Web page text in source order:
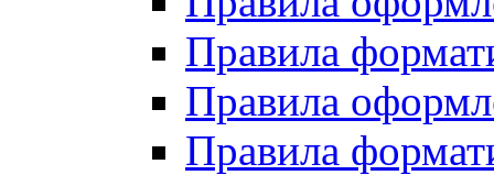
Правила
Правила
Правила